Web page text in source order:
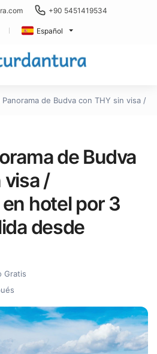
+90 5451419534
Español
Panorama de Budva con THY sin visa /
de Budva
visa /
hotel por 3
desde
Gratis